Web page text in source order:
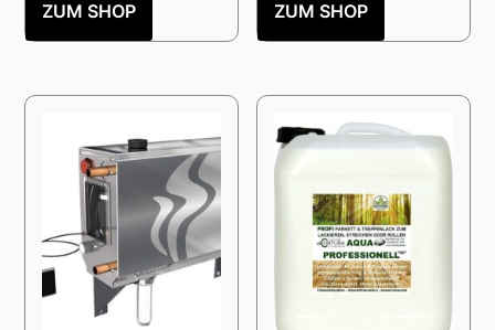
ZUM SHOP ZUM SHOP